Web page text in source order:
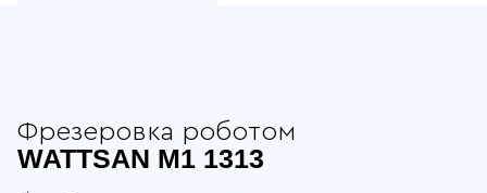
Фрезеровка роботом
WATTSAN M1 1313